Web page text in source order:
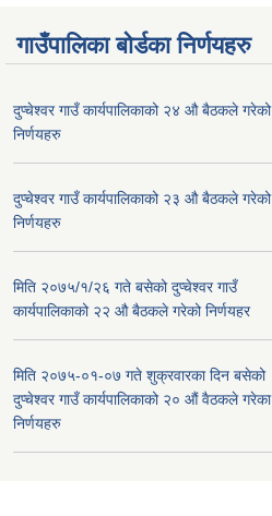
गाउँपालिका बोर्डका निर्णयहरु
दुप्चेश्वर गाउँ कार्यपालिकाको २४ औ बैठकले गरेको
निर्णयहरु
दुप्चेश्वर गाउँ कार्यपालिकाको २३ औ बैठकले गरेको
निर्णयहरु
मिति २०७५/१/२६ गते बसेको दुप्चेश्वर गाउँ
कार्यपालिकाको २२ औ बैठकले गरेको निर्णयहर
मिति २०७५-०१-०७ गते शुक्रवारका दिन बसेको
दुप्चेश्वर गाउँ कार्यपालिकाको २० औं वैठकले गरेका
निर्णयहरु